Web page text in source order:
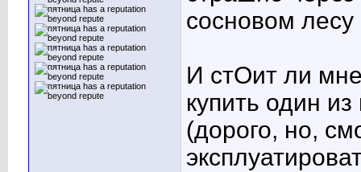
сосновом лесу
И стОит ли
купить один
(дорого, но,